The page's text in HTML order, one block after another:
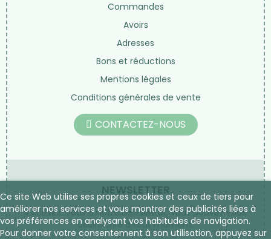
Ce site Web utilise ses propres cookies et ceux de tiers pour
améliorer nos services et vous montrer des publicités liées à
vos préférences en analysant vos habitudes de navigation.
Pour donner votre consentement à son utilisation, appuyez sur
Commandes
Avoirs
Adresses
Bons et réductions
Mentions légales
Conditions générales de vente
CONTACTEZ-NOUS
NEWSLETTER
Inscrivez-vous à notre newsletter, vous pouvez vous
désinscrire à tout moment.